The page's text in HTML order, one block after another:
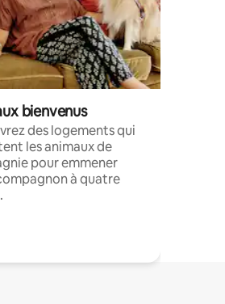
bienvenus
des logements qui
les animaux de
pour emmener
à quatre